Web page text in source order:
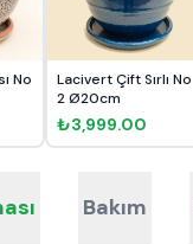
No
Lacivert Çift Sırlı No
2 Ø20cm
₺3,999.00
Bakım